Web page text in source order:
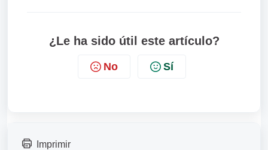
¿Le ha sido útil este artículo?
No Sí
Imprimir